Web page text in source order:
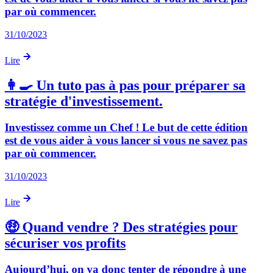
par où commencer.
31/10/2023
Lire
👩‍🍳 Un tuto pas à pas pour préparer sa
stratégie d'investissement.
Investissez comme un Chef ! Le but de cette édition
est de vous aider à vous lancer si vous ne savez pas
par où commencer.
31/10/2023
Lire
🤑 Quand vendre ? Des stratégies pour
sécuriser vos profits
Aujourd’hui, on va donc tenter de répondre à une